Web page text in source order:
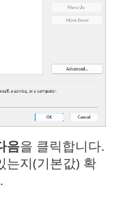
음을 클릭합니다.
는지(기본값) 확